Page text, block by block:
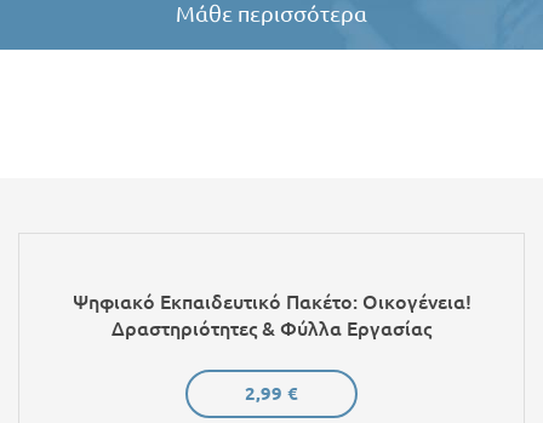
Μάθε περισσότερα
Ψηφιακό Εκπαιδευτικό Πακέτο: Οικογένεια!
Δραστηριότητες & Φύλλα Εργασίας
2,99 €